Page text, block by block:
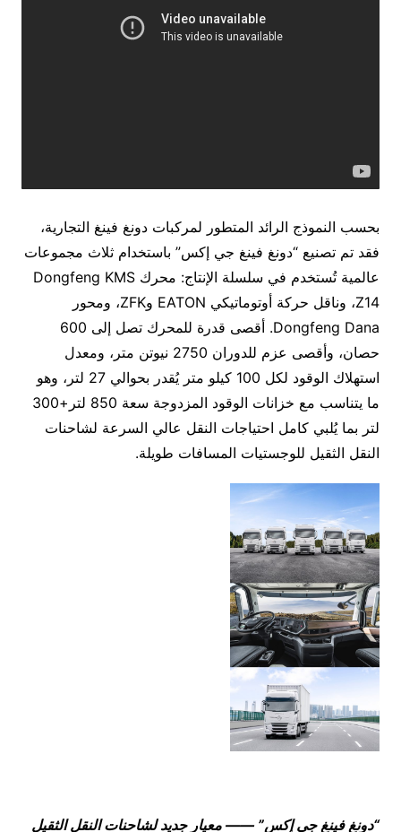
بحسب النموذج الرائد المتطور لمركبات دونغ فينغ التجارية،
فقد تم تصنيع “دونغ فينغ جي إكس” باستخدام ثلاث مجموعات
عالمية تُستخدم في سلسلة الإنتاج: محرك Dongfeng KMS
Z14، وناقل حركة أوتوماتيكي EATON وZFK، ومحور
Dongfeng Dana. أقصى قدرة للمحرك تصل إلى 600
حصان، وأقصى عزم للدوران 2750 نيوتن متر، ومعدل
استهلاك الوقود لكل 100 كيلو متر يُقدر بحوالي 27 لتر، وهو
ما يتناسب مع خزانات الوقود المزدوجة سعة 850 لتر+300
لتر بما يُلبي كامل احتياجات النقل عالي السرعة لشاحنات
النقل الثقيل للوجستيات المسافات طويلة.
“دونغ فينغ جي إكس” —— معيار جديد لشاحنات النقل الثقيل